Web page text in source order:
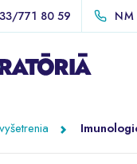
771 80 59 NM